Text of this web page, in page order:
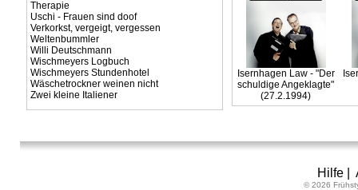
Therapie
Uschi - Frauen sind doof
Verkorkst, vergeigt, vergessen
Weltenbummler
Willi Deutschmann
Wischmeyers Logbuch
Wischmeyers Stundenhotel
Wäschetrockner weinen nicht
Zwei kleine Italiener
Isernhagen Law - "Der
schuldige Angeklagte"
(27.2.1994)
Hilfe|
© 2026